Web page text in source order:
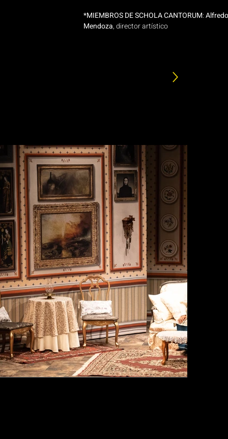
*MIEMBROS DE SCHOLA CANTORUM:Alfredo
Mendoza, director artístico